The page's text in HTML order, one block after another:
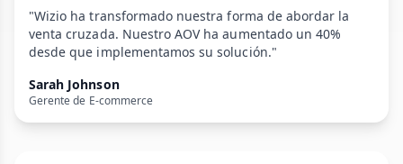
"Wizio ha transformado nuestra forma de abordar la
venta cruzada. Nuestro AOV ha aumentado un 40%
desde que implementamos su solución."
Sarah Johnson
Gerente de E-commerce